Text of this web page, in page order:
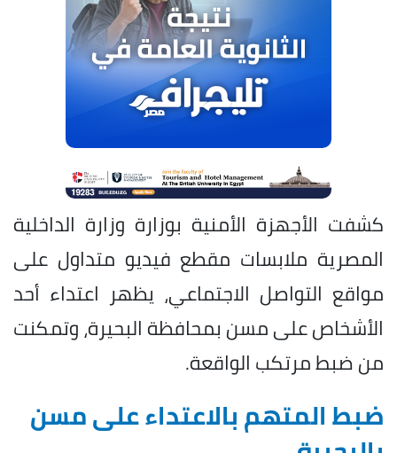
كشفت الأجهزة الأمنية بوزارة وزارة الداخلية
المصرية ملابسات مقطع فيديو متداول على
مواقع التواصل الاجتماعي، يظهر اعتداء أحد
الأشخاص على مسن بمحافظة البحيرة، وتمكنت
من ضبط مرتكب الواقعة.
ضبط المتهم بالاعتداء على مسن